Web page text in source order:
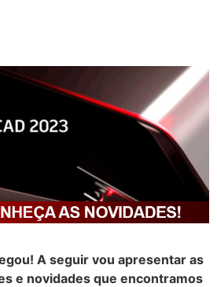
A seguir vou apresentar as
e novidades que encontramos